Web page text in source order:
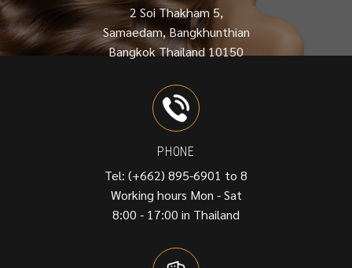
2 Soi Thakham 5,
Samaedam, Bangkhunthian
Bangkok Thailand 10150
PHONE
Tel: (+662) 895-6901 to 8
Working hours Mon - Sat
8:00 - 17:00 in Thailand